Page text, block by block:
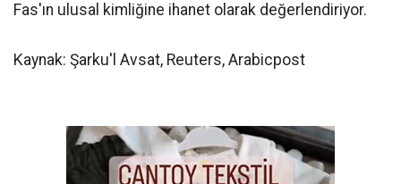
Fas'ın ulusal kimliğine ihanet olarak değerlendiriyor.
Kaynak: Şarku'l Avsat, Reuters, Arabicpost